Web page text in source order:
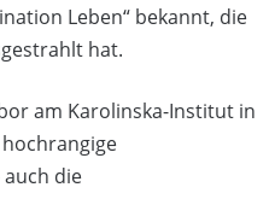
Leben“ bekannt, die
hat.
am Karolinska-Institut in
die